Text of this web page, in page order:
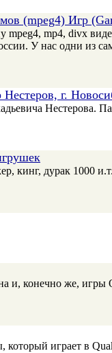
(mpeg4) Игр
mpeg4, mp4, divx
У нас одни из
г.
Нестерова.
кинг, дурак 1000
и, конечно же, игры
который играет в